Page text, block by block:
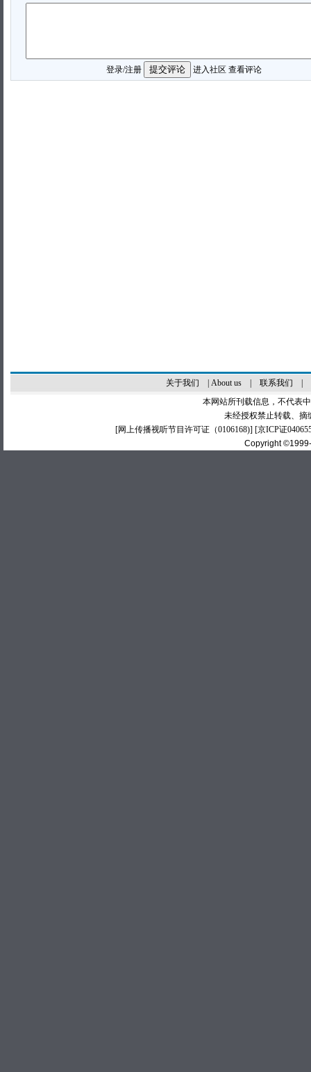
登录/注册 进入社区 查看评论
关于我们 About us| 联系我们
本网站所刊载信息，不代表
未经授权禁止转载、摘
[网上传播视听节目许可证（0106168)] [京ICP证
Copyright